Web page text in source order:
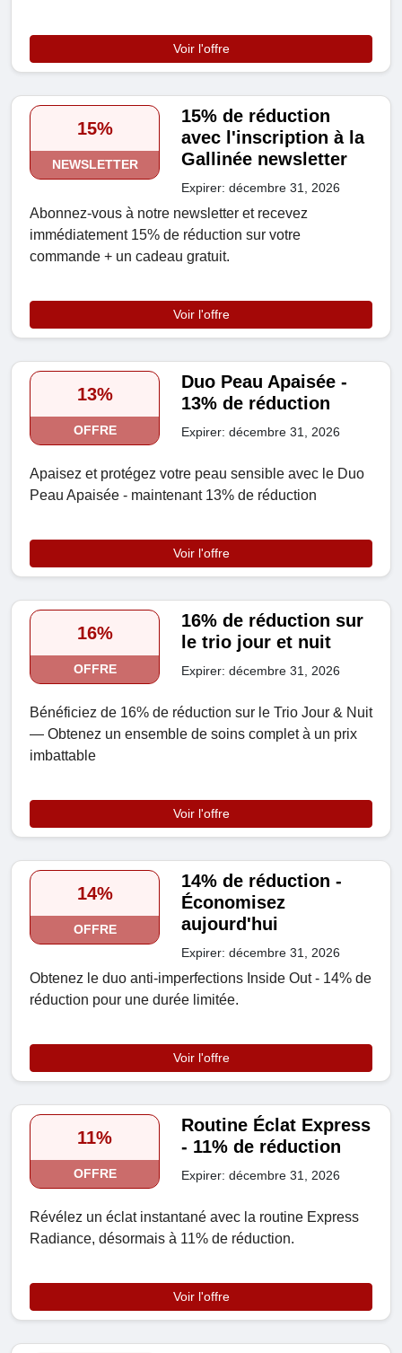
Voir l'offre
15%
NEWSLETTER
15% de réduction
avec l'inscription à la
Gallinée newsletter
Expirer: décembre 31, 2026
Abonnez-vous à notre newsletter et recevez
immédiatement 15% de réduction sur votre
commande + un cadeau gratuit.
Voir l'offre
13%
OFFRE
Duo Peau Apaisée -
13% de réduction
Expirer: décembre 31, 2026
Apaisez et protégez votre peau sensible avec le Duo
Peau Apaisée - maintenant 13% de réduction
Voir l'offre
16%
OFFRE
16% de réduction sur
le trio jour et nuit
Expirer: décembre 31, 2026
Bénéficiez de 16% de réduction sur le Trio Jour & Nuit
— Obtenez un ensemble de soins complet à un prix
imbattable
Voir l'offre
14%
OFFRE
14% de réduction -
Économisez
aujourd'hui
Expirer: décembre 31, 2026
Obtenez le duo anti-imperfections Inside Out - 14% de
réduction pour une durée limitée.
Voir l'offre
11%
OFFRE
Routine Éclat Express
- 11% de réduction
Expirer: décembre 31, 2026
Révélez un éclat instantané avec la routine Express
Radiance, désormais à 11% de réduction.
Voir l'offre